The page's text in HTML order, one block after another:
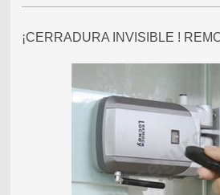
¡CERRADURA INVISIBLE !